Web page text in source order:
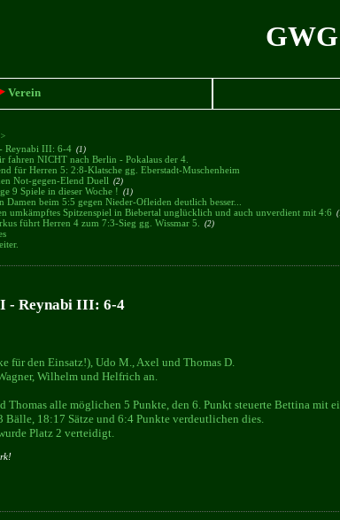
GWG
Verein
Reynabi III: 6-4 (1)
fahren NICHT nach Berlin - Pokalaus der 4.
für Herren 5: 2:8-Klatsche gg. Eberstadt-Muschenheim
Not-gegen-Elend Duell (2)
9 Spiele in dieser Woche ! (1)
Damen beim 5:5 gegen Nieder-Ofleiden deutlich besser...
umkämpftes Spitzenspiel in Biebertal unglücklich und auch unverdient mit 4:6
führt Herren 4 zum 7:3-Sieg gg. Wissmar 5. (2)
- Reynabi III: 6-4
für den Einsatz!), Udo M., Axel und Thomas D.
Wilhelm und Helfrich an.
Thomas alle möglichen 5 Punkte, den 6. Punkt steuerte Bettina mit
Bälle, 18:17 Sätze und 6:4 Punkte verdeutlichen dies.
Platz 2 verteidigt.